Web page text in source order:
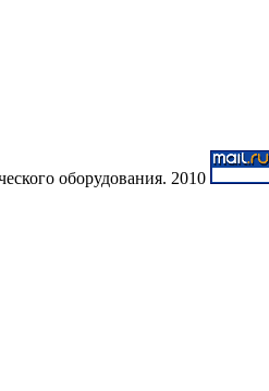
оборудования. 2010